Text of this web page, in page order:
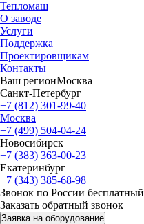
Тепломаш
О заводе
Услуги
Поддержка
Проектировщикам
Контакты
Ваш регионМосква
Санкт-Петербург
+7 (812) 301-99-40
Москва
+7 (499) 504-04-24
Новосибирск
+7 (383) 363-00-23
Екатеринбург
+7 (343) 385-68-98
Звонок по России бесплатный
Заказать обратный звонок
Заявка на оборудование